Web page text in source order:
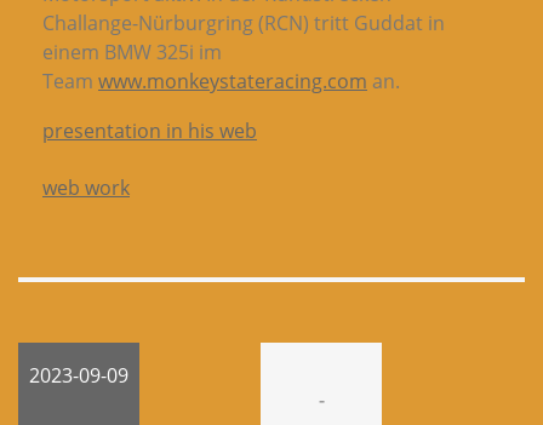
Challange-Nürburgring (RCN) tritt Guddat in
einem BMW 325i im
Team www.monkeystateracing.com an.
presentation in his web
web work
2023-09-09
-